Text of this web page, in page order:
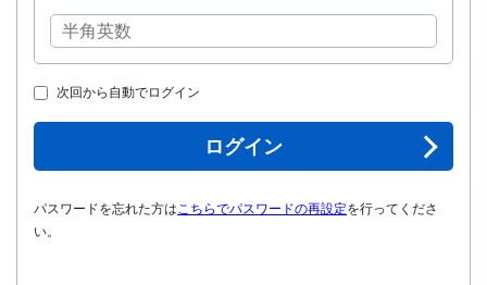
次回から自動でログイン
ログイン
パスワードを忘れた方はこちらでパスワードの再設定を行ってくださ
い。